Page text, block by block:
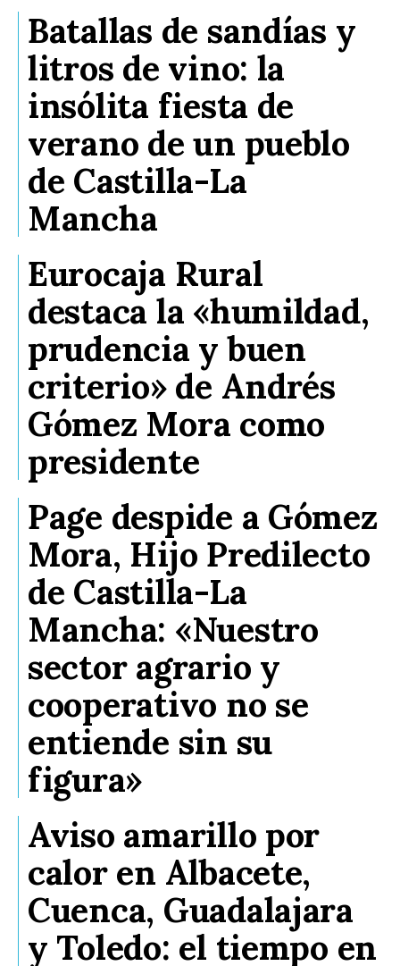
Batallas de sandías y
litros de vino: la
insólita fiesta de
verano de un pueblo
de Castilla-La
Mancha
Eurocaja Rural
destaca la «humildad,
prudencia y buen
criterio» de Andrés
Gómez Mora como
presidente
Page despide a Gómez
Mora, Hijo Predilecto
de Castilla-La
Mancha: «Nuestro
sector agrario y
cooperativo no se
entiende sin su
figura»
Aviso amarillo por
calor en Albacete,
Cuenca, Guadalajara
y Toledo: el tiempo en
Sucesos
Medio Ambiente
Planeta Rural
Especiales
Política
Galerías